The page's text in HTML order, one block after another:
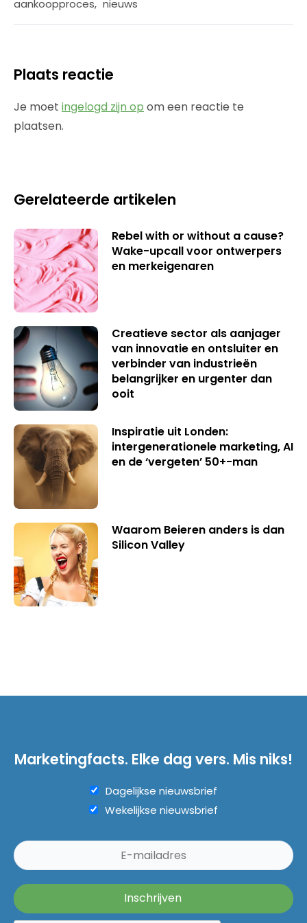
aankoopproces, nieuws
Plaats reactie
Je moet ingelogd zijn op om een reactie te
plaatsen.
Gerelateerde artikelen
Rebel with or without a cause?
Wake-upcall voor ontwerpers
en merkeigenaren
Creatieve sector als aanjager
van innovatie en ontsluiter en
verbinder van industrieën
belangrijker en urgenter dan
ooit
Inspiratie uit Londen:
intergenerationele marketing, AI
en de ‘vergeten’ 50+-man
Waarom Beieren anders is dan
Silicon Valley
Marketingfacts. Elke dag vers. Mis niks!
Dagelijkse nieuwsbrief
Wekelijkse nieuwsbrief